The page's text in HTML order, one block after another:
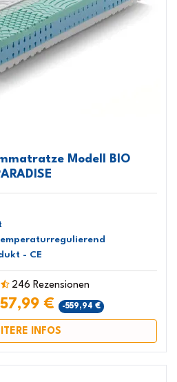
Modell BIO
- CE
246 Rezensionen
€ -559,94 €
INFOS